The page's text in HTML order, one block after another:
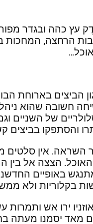
עץ כהה ובגדר
הרחצה, המחכות
הביצים בארוחת
חשובה שהוא
של השניים
אין סלטים
הצצה אל בין
באופיים
בקלוריות ולא
ירו אש
מאד יסמנו מעתה